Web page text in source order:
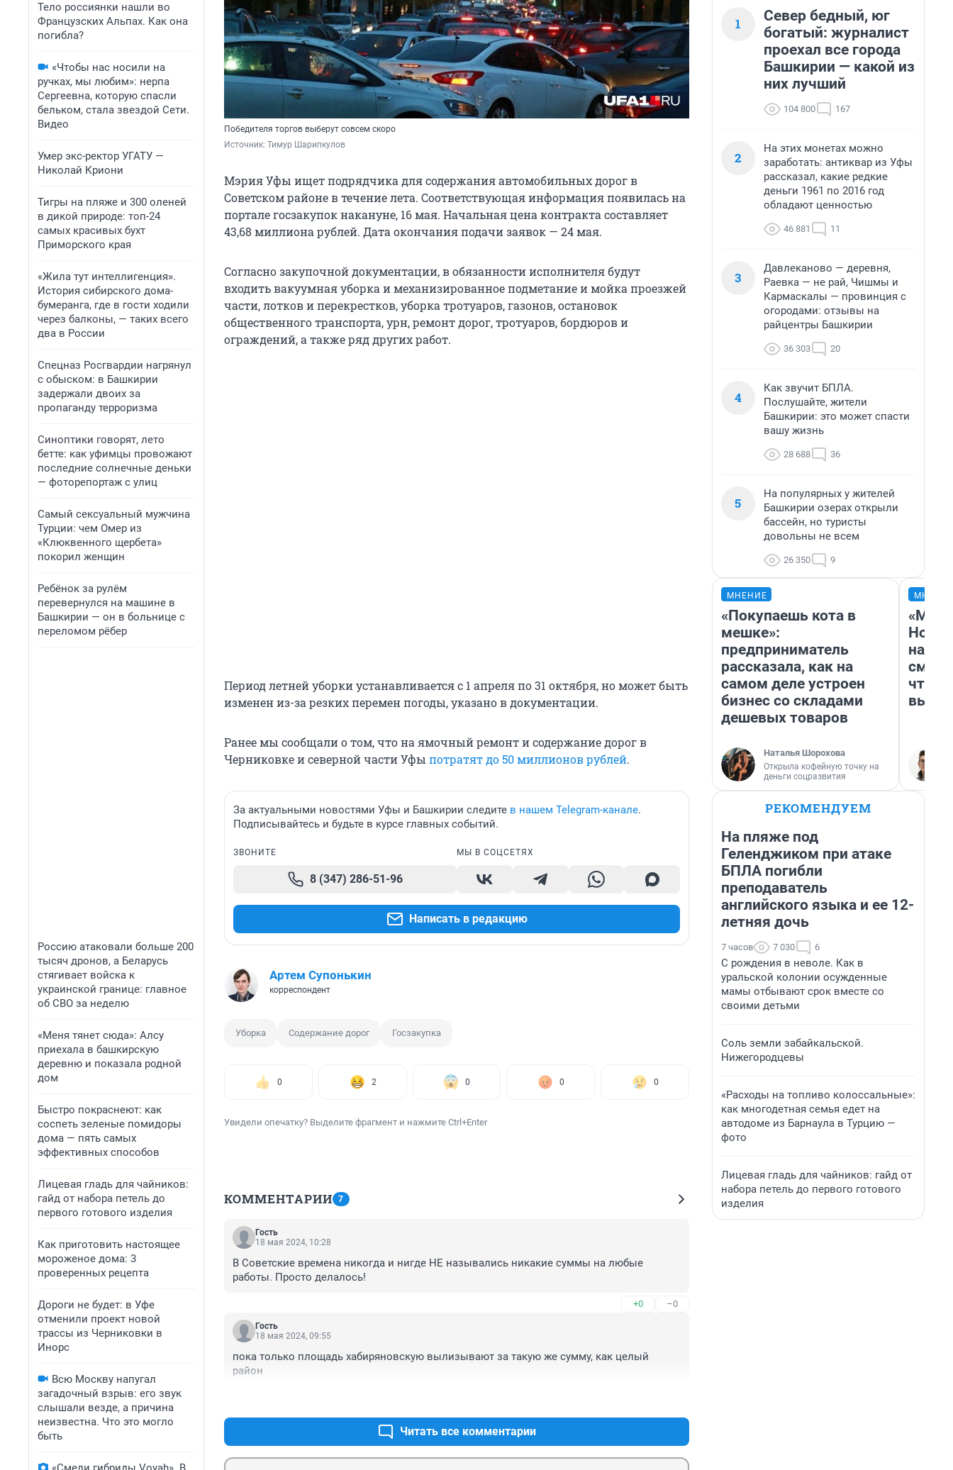
Тело россиянки нашли во
Французских Альпах. Как она
погибла?
«Чтобы нас носили на
ручках, мы любим»: нерпа
Сергеевна, которую спасли
бельком, стала звездой Сети.
Видео
Умер экс-ректор УГАТУ —
Николай Криони
Тигры на пляже и 300 оленей
в дикой природе: топ-24
самых красивых бухт
Приморского края
«Жила тут интеллигенция».
История сибирского дома-
бумеранга, где в гости ходили
через балконы, — таких всего
два в России
Спецназ Росгвардии нагрянул
с обыском: в Башкирии
задержали двоих за
пропаганду терроризма
Синоптики говорят, лето
бетте: как уфимцы провожают
последние солнечные деньки
— фоторепортаж с улиц
Самый сексуальный мужчина
Турции: чем Омер из
«Клюквенного щербета»
покорил женщин
Ребёнок за рулём
перевернулся на машине в
Башкирии — он в больнице с
переломом рёбер
Россию атаковали больше 200
тысяч дронов, а Беларусь
стягивает войска к
украинской границе: главное
об СВО за неделю
«Меня тянет сюда»: Алсу
приехала в башкирскую
деревню и показала родной
дом
Быстро покраснеют: как
соспеть зеленые помидоры
дома — пять самых
эффективных способов
Лицевая гладь для чайников:
гайд от набора петель до
первого готового изделия
Как приготовить настоящее
мороженое дома: 3
проверенных рецепта
Дороги не будет: в Уфе
отменили проект новой
трассы из Черниковки в
Инорс
Всю Москву напугал
загадочный взрыв: его звук
слышали везде, а причина
неизвестна. Что это могло
быть
Победителя торгов выберут совсем скоро
Источник: Тимур Шарипкулов
Мэрия Уфы ищет подрядчика для содержания автомобильных дорог в
Советском районе в течение лета. Соответствующая информация появилась на
портале госзакупок накануне, 16 мая. Начальная цена контракта составляет
43,68 миллиона рублей. Дата окончания подачи заявок — 24 мая.
Согласно закупочной документации, в обязанности исполнителя будут
входить вакуумная уборка и механизированное подметание и мойка проезжей
части, лотков и перекрестков, уборка тротуаров, газонов, остановок
общественного транспорта, урн, ремонт дорог, тротуаров, бордюров и
ограждений, а также ряд других работ.
Период летней уборки устанавливается с 1 апреля по 31 октября, но может быть
изменен из-за резких перемен погоды, указано в документации.
Ранее мы сообщали о том, что на ямочный ремонт и содержание дорог в
Черниковке и северной части Уфы потратят до 50 миллионов рублей.
За актуальными новостями Уфы и Башкирии следите в нашем Telegram-канале.
Подписывайтесь и будьте в курсе главных событий.
ЗВОНИТЕ
8 (347) 286-51-96
МЫ В СОЦСЕТЯХ
Написать в редакцию
Артем Супонькин
корреспондент
Уборка Содержание дорог Госзакупка
0 2 0 0 0
Увидели опечатку? Выделите фрагмент и нажмите Ctrl+Enter
КОММЕНТАРИИ 7
Гость
18 мая 2024, 10:28
В Советские времена никогда и нигде НЕ назывались никакие суммы на любые
работы. Просто делалось!
+0 –0
Гость
18 мая 2024, 09:55
пока только площадь хабиряновскую вылизывают за такую же сумму, как целый
район
Читать все комментарии
1
Север бедный, юг
богатый: журналист
проехал все города
Башкирии — какой из
них лучший
104 800 167
2
На этих монетах можно
заработать: антиквар из Уфы
рассказал, какие редкие
деньги 1961 по 2016 год
обладают ценностью
46 881 11
3
Давлеканово — деревня,
Раевка — не рай, Чишмы и
Кармаскалы — провинция с
огородами: отзывы на
райцентры Башкирии
36 303 20
4
Как звучит БПЛА.
Послушайте, жители
Башкирии: это может спасти
вашу жизнь
28 688 36
5
На популярных у жителей
Башкирии озерах открыли
бассейн, но туристы
довольны не всем
26 350 9
МНЕНИЕ
«Покупаешь кота в
мешке»:
предприниматель
рассказала, как на
самом деле устроен
бизнес со складами
дешевых товаров
Наталья Шорохова
Открыла кофейную точку на
деньги соцразвития
«Мы
РЕКОМЕНДУЕМ
На пляже под
Геленджиком при атаке
БПЛА погибли
преподаватель
английского языка и ее 12-
летняя дочь
7 часов 7 030 6
С рождения в неволе. Как в
уральской колонии осужденные
мамы отбывают срок вместе со
своими детьми
Соль земли забайкальской.
Нижегородцевы
«Расходы на топливо колоссальные»:
как многодетная семья едет на
автодоме из Барнаула в Турцию —
фото
Лицевая гладь для чайников: гайд от
набора петель до первого готового
изделия